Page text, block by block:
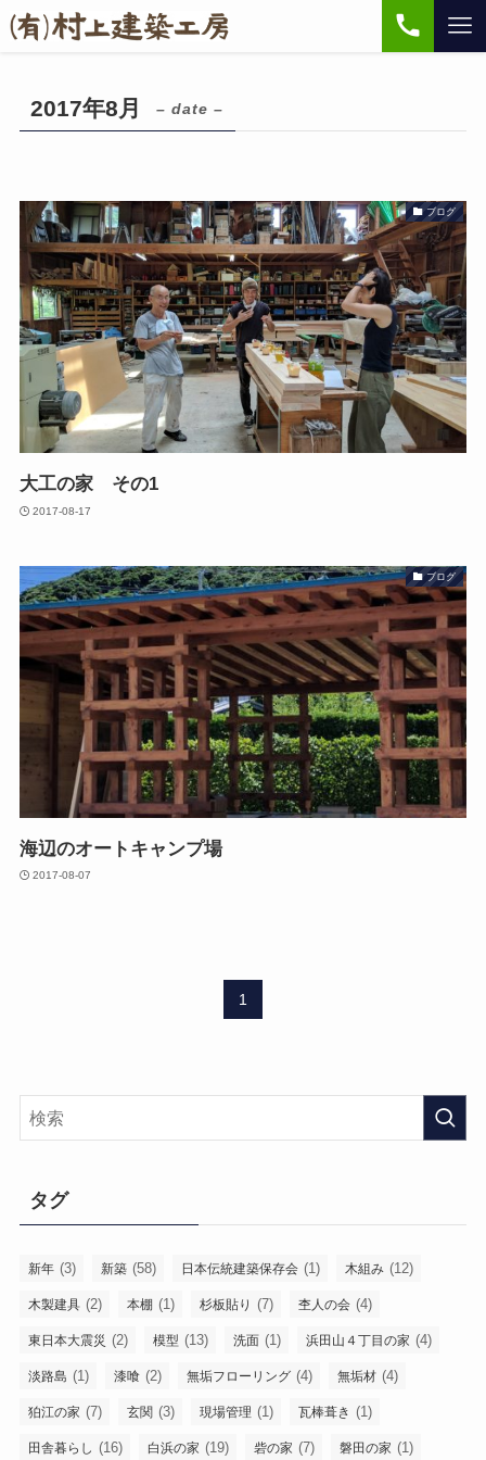
2017年8月 – date –
ブログ
大工の家 その1
2017-08-17
ブログ
海辺のオートキャンプ場
2017-08-07
1
タグ
新年 (3) 新築 (58) 日本伝統建築保存会 (1) 木組み (12)
木製建具 (2) 本棚 (1) 杉板貼り (7) 杢人の会 (4)
東日本大震災 (2) 模型 (13) 洗面 (1) 浜田山４丁目の家 (4)
淡路島 (1) 漆喰 (2) 無垢フローリング (4) 無垢材 (4)
狛江の家 (7) 玄関 (3) 現場管理 (1) 瓦棒葺き (1)
田舎暮らし (16) 白浜の家 (19) 砦の家 (7) 磐田の家 (1)